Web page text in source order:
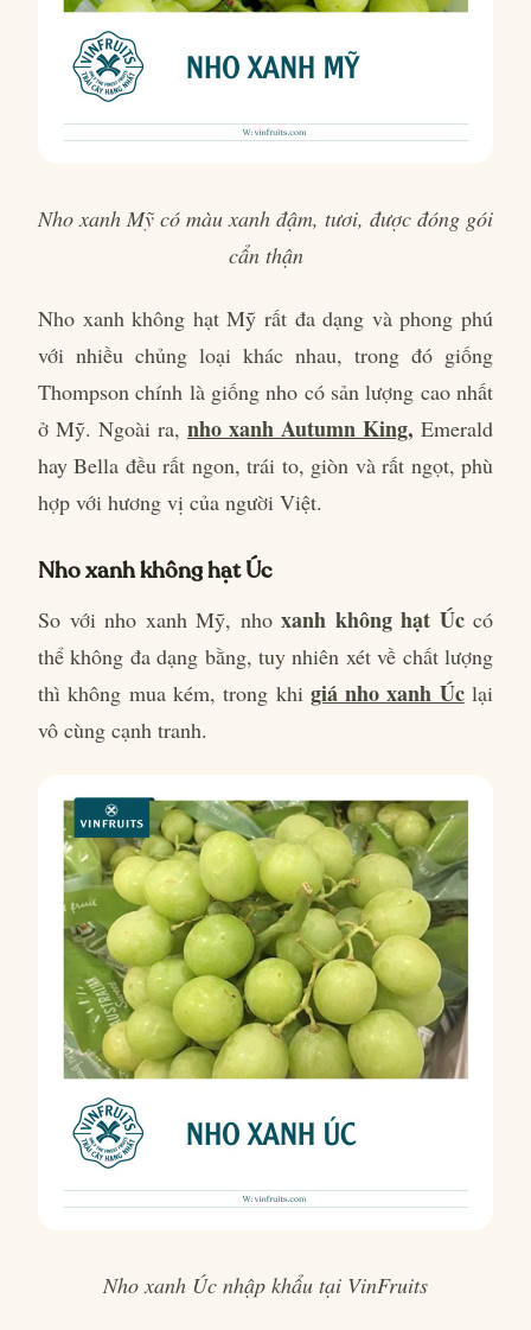
Nho xanh Mỹ có màu xanh đậm, tươi, được đóng gói
cẩn thận
Nho xanh không hạt Mỹ rất đa dạng và phong phú
với nhiều chủng loại khác nhau, trong đó giống
Thompson chính là giống nho có sản lượng cao nhất
ở Mỹ. Ngoài ra, nho xanh Autumn King, Emerald
hay Bella đều rất ngon, trái to, giòn và rất ngọt, phù
hợp với hương vị của người Việt.
Nho xanh không hạt Úc
So với nho xanh Mỹ, nho xanh không hạt Úccó
thể không đa dạng bằng, tuy nhiên xét về chất lượng
thì không mua kém, trong khi giá nho xanh Úclại
vô cùng cạnh tranh.
Nho xanh Úc nhập khẩu tại VinFruits